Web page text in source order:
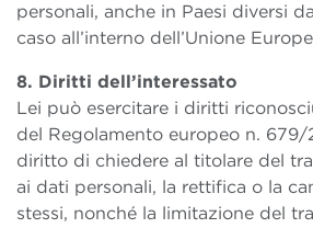
personali, anche in Paesi diversi
caso all’interno dell’Unione
8. Diritti dell’interessato
Lei può esercitare i diritti
del Regolamento europeo n. 679/
diritto di chiedere al titolare del
ai dati personali, la rettifica o la
stessi, nonché la limitazione del